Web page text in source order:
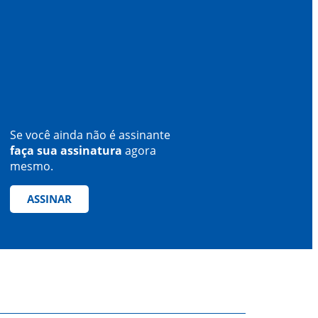
Se você ainda não é assinante
faça sua assinatura agora
mesmo.
ASSINAR